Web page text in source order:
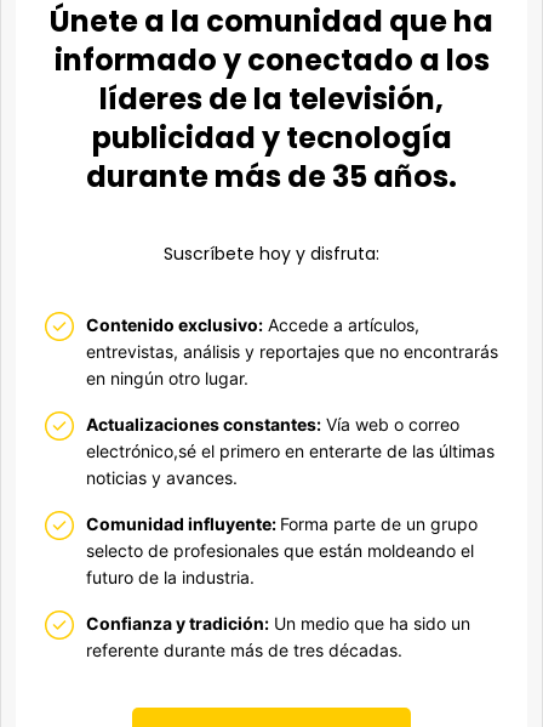
Únete a la comunidad que ha
informado y conectado a los
líderes de la televisión,
publicidad y tecnología
durante más de 35 años.
Suscríbete hoy y disfruta:
Contenido exclusivo: Accede a artículos,
entrevistas, análisis y reportajes que no encontrarás
en ningún otro lugar.
Actualizaciones constantes: Vía web o correo
electrónico,sé el primero en enterarte de las últimas
noticias y avances.
Comunidad influyente: Forma parte de un grupo
selecto de profesionales que están moldeando el
futuro de la industria.
Confianza y tradición: Un medio que ha sido un
referente durante más de tres décadas.